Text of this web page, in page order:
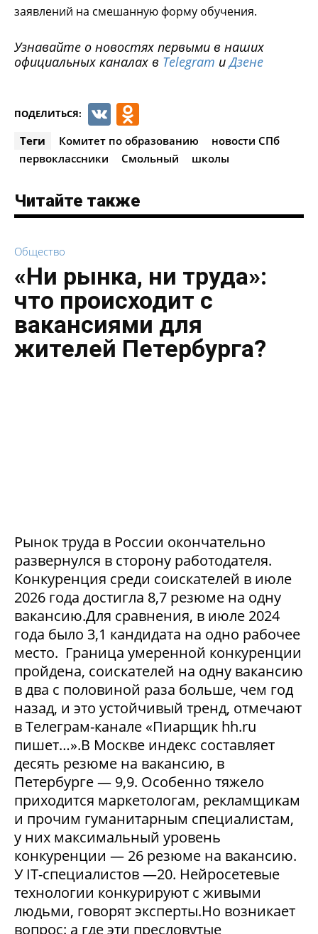
заявлений на смешанную форму обучения.
Узнавайте о новостях первыми в наших
официальных каналах в Telegram иДзене
ПОДЕЛИТЬСЯ: VK
Теги Комитет по образованию
новости СПб
первоклассники
Смольный школы
Читайте также
Общество
«Ни рынка, ни труда»:
что происходит с
вакансиями для
жителей Петербурга?
Рынок труда в России окончательно
развернулся в сторону работодателя.
Конкуренция среди соискателей в июле
2026 года достигла 8,7 резюме на одну
вакансию.Для сравнения, в июле 2024
года было 3,1 кандидата на одно рабочее
место. Граница умеренной конкуренции
пройдена, соискателей на одну вакансию
в два с половиной раза больше, чем год
назад, и это устойчивый тренд, отмечают
в Телеграм-канале «Пиарщик hh.ru
пишет…».В Москве индекс составляет
десять резюме на вакансию, в
Петербурге — 9,9. Особенно тяжело
приходится маркетологам, рекламщикам
и прочим гуманитарным специалистам,
у них максимальный уровень
конкуренции — 26 резюме на вакансию.
У IT-специалистов —20. Нейросетевые
технологии конкурируют с живыми
людьми, говорят эксперты.Но возникает
вопрос: а где эти пресловутые